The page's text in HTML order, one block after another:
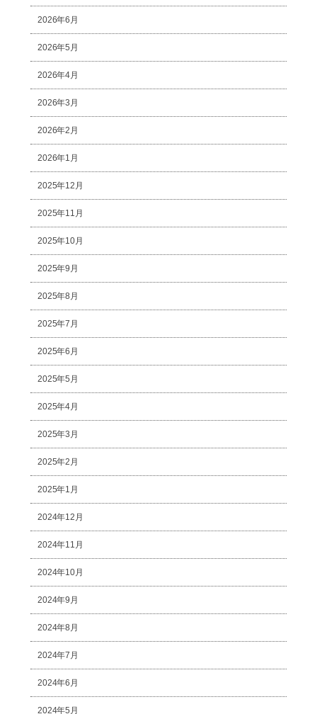
2026年6月
2026年5月
2026年4月
2026年3月
2026年2月
2026年1月
2025年12月
2025年11月
2025年10月
2025年9月
2025年8月
2025年7月
2025年6月
2025年5月
2025年4月
2025年3月
2025年2月
2025年1月
2024年12月
2024年11月
2024年10月
2024年9月
2024年8月
2024年7月
2024年6月
2024年5月